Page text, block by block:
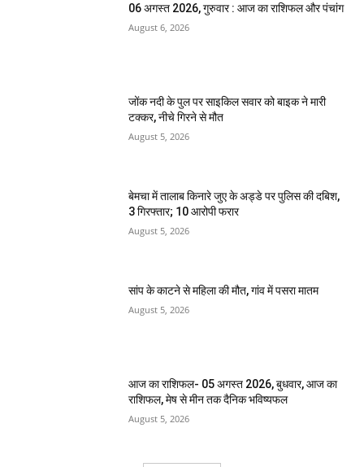
06 अगस्त 2026, गुरुवार : आज का राशिफल और पंचांग
August 6, 2026
जोंक नदी के पुल पर साइकिल सवार को बाइक ने मारी
टक्कर, नीचे गिरने से मौत
August 5, 2026
बेमचा में तालाब किनारे जुए के अड्डे पर पुलिस की दबिश,
3 गिरफ्तार; 10 आरोपी फरार
August 5, 2026
सांप के काटने से महिला की मौत, गांव में पसरा मातम
August 5, 2026
आज का राशिफल- 05 अगस्त 2026, बुधवार, आज का
राशिफल, मेष से मीन तक दैनिक भविष्यफल
August 5, 2026